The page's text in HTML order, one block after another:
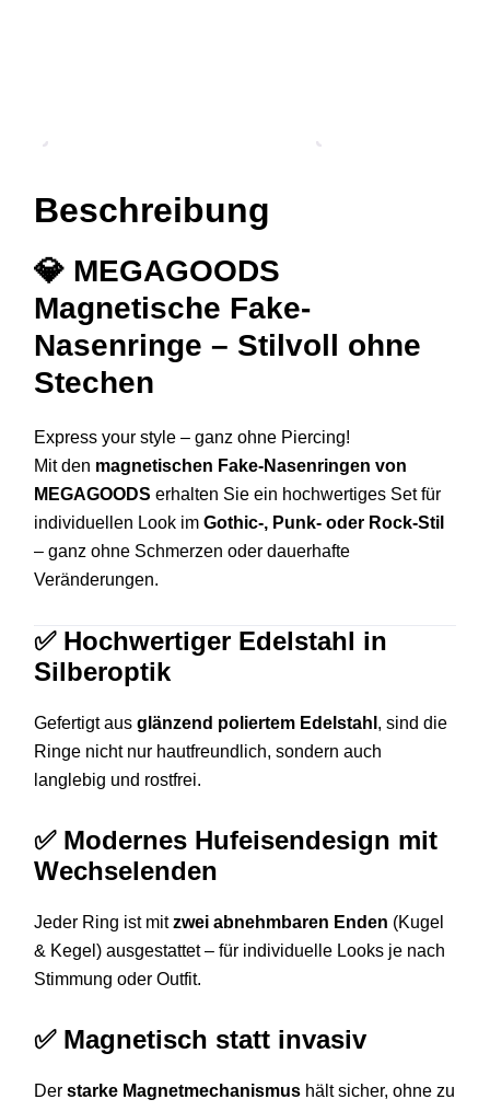
Beschreibung
💎 MEGAGOODS
Magnetische Fake-
Nasenringe – Stilvoll ohne
Stechen
Express your style – ganz ohne Piercing!
Mit den magnetischen Fake-Nasenringen von
MEGAGOODS erhalten Sie ein hochwertiges Set für
individuellen Look im Gothic-, Punk- oder Rock-Stil
– ganz ohne Schmerzen oder dauerhafte
Veränderungen.
✅ Hochwertiger Edelstahl in
Silberoptik
Gefertigt aus glänzend poliertem Edelstahl , sind die
Ringe nicht nur hautfreundlich, sondern auch
langlebig und rostfrei.
✅ Modernes Hufeisendesign mit
Wechselenden
Jeder Ring ist mitzwei abnehmbaren Enden (Kugel
& Kegel) ausgestattet – für individuelle Looks je nach
Stimmung oder Outfit.
✅ Magnetisch statt invasiv
Der starke Magnetmechanismus hält sicher, ohne zu